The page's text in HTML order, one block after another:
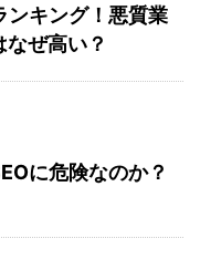
ンキング！悪質業
ぜ高い？
に危険なのか？